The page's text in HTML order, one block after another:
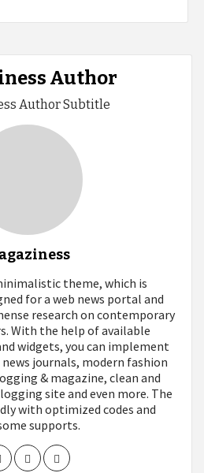
Author
Author Subtitle
theme, which is
for a web news portal and
research on contemporary
With the help of available
widgets, you can implement
journals, modern fashion
& magazine, clean and
site and even more. The
with optimized codes and
supports.